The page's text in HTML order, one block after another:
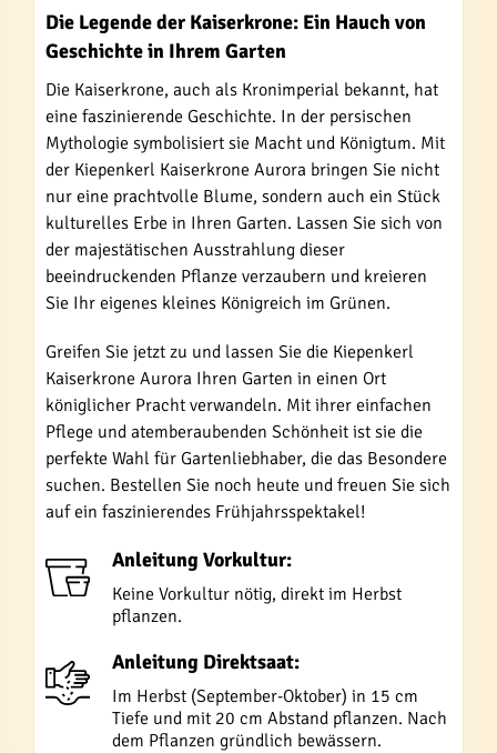
Die Legende der Kaiserkrone: Ein Hauch von
Geschichte in Ihrem Garten
Die Kaiserkrone, auch als Kronimperial bekannt, hat
eine faszinierende Geschichte. In der persischen
Mythologie symbolisiert sie Macht und Königtum. Mit
der Kiepenkerl Kaiserkrone Aurora bringen Sie nicht
nur eine prachtvolle Blume, sondern auch ein Stück
kulturelles Erbe in Ihren Garten. Lassen Sie sich von
der majestätischen Ausstrahlung dieser
beeindruckenden Pflanze verzaubern und kreieren
Sie Ihr eigenes kleines Königreich im Grünen.
Greifen Sie jetzt zu und lassen Sie die Kiepenkerl
Kaiserkrone Aurora Ihren Garten in einen Ort
königlicher Pracht verwandeln. Mit ihrer einfachen
Pflege und atemberaubenden Schönheit ist sie die
perfekte Wahl für Gartenliebhaber, die das Besondere
suchen. Bestellen Sie noch heute und freuen Sie sich
auf ein faszinierendes Frühjahrsspektakel!
Anleitung Vorkultur:
Keine Vorkultur nötig, direkt im Herbst
pflanzen.
Anleitung Direktsaat:
Im Herbst (September-Oktober) in 15 cm
Tiefe und mit 20 cm Abstand pflanzen. Nach
dem Pflanzen gründlich bewässern.